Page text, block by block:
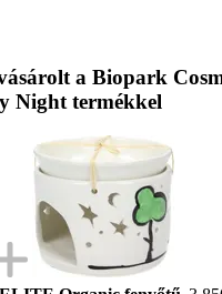
a Biopark
Night termékkel